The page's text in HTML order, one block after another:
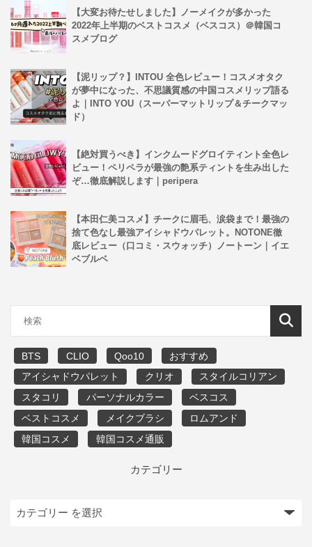
【大変お待たせしました】ノーメイクが多かった
2022年上半期のベストコスメ（ベスコス）＠韓国コ
スメブログ
【泥リップ？】INTOU 全色レビュー！コスメオタク
が夢中になった、不思議質感の中国コスメリップ語る
よ｜INTO YOU（スーパーマットリップ＆チークマッ
ド）
【絶対買うべき】インクムードグロイティント全色レ
ビュー！ペリペラが最強の艶系ティントを生み出した
ぞ…徹底解説します｜peripera
【本田仁美コスメ】チークに眉毛、涙袋まで！最強の
捨て色なし最強アイシャドウパレット。NOTONE徹
底レビュー（口コミ・スウォッチ）ノートーン｜イエ
ベブルベ
BTS CLIO Qoo10
おすすめ
アイシャドウパレット
クリオ
スタイルコリアン
スタコリ
パーソナルカラー
ベスコス
ベストコスメ
メイクブラシ
ロムアンド
韓国コスメ
韓国コスメ通販
カテゴリー